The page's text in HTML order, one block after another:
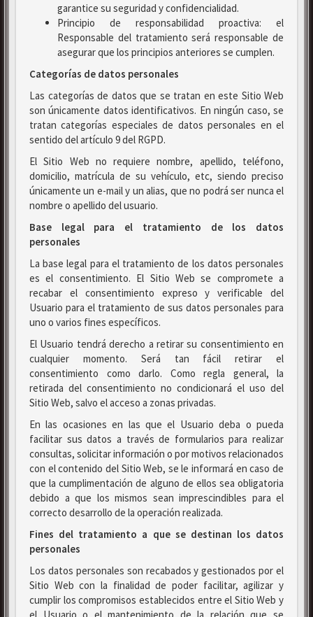
garantice su seguridad y confidencialidad.
Principio de responsabilidad proactiva: el
Responsable del tratamiento será responsable de
asegurar que los principios anteriores se cumplen.
Categorías de datos personales
Las categorías de datos que se tratan en este Sitio Web
son únicamente datos identificativos. En ningún caso, se
tratan categorías especiales de datos personales en el
sentido del artículo 9 del RGPD.
El Sitio Web no requiere nombre, apellido, teléfono,
domicilio, matrícula de su vehículo, etc, siendo preciso
únicamente un e-mail y un alias, que no podrá ser nunca el
nombre o apellido del usuario.
Base legal para el tratamiento de los datos
personales
La base legal para el tratamiento de los datos personales
es el consentimiento. El Sitio Web se compromete a
recabar el consentimiento expreso y verificable del
Usuario para el tratamiento de sus datos personales para
uno o varios fines específicos.
El Usuario tendrá derecho a retirar su consentimiento en
cualquier momento. Será tan fácil retirar el
consentimiento como darlo. Como regla general, la
retirada del consentimiento no condicionará el uso del
Sitio Web, salvo el acceso a zonas privadas.
En las ocasiones en las que el Usuario deba o pueda
facilitar sus datos a través de formularios para realizar
consultas, solicitar información o por motivos relacionados
con el contenido del Sitio Web, se le informará en caso de
que la cumplimentación de alguno de ellos sea obligatoria
debido a que los mismos sean imprescindibles para el
correcto desarrollo de la operación realizada.
Fines del tratamiento a que se destinan los datos
personales
Los datos personales son recabados y gestionados por el
Sitio Web con la finalidad de poder facilitar, agilizar y
cumplir los compromisos establecidos entre el Sitio Web y